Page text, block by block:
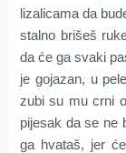
lizalicama da
stalno brišeš
da će ga svaki
je gojazan, u
zubi su mu crni
pijesak da se ne
ga hvataš, jer